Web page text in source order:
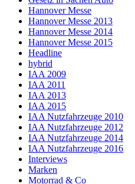
Hannover Messe
Hannover Messe 2013
Hannover Messe 2014
Hannover Messe 2015
Headline
hybrid
IAA 2009
IAA 2011
IAA 2013
IAA 2015
IAA Nutzfahrzeuge 2010
IAA Nutzfahrzeuge 2012
IAA Nutzfahrzeuge 2014
IAA Nutzfahrzeuge 2016
Interviews
Marken
Motorrad & Co